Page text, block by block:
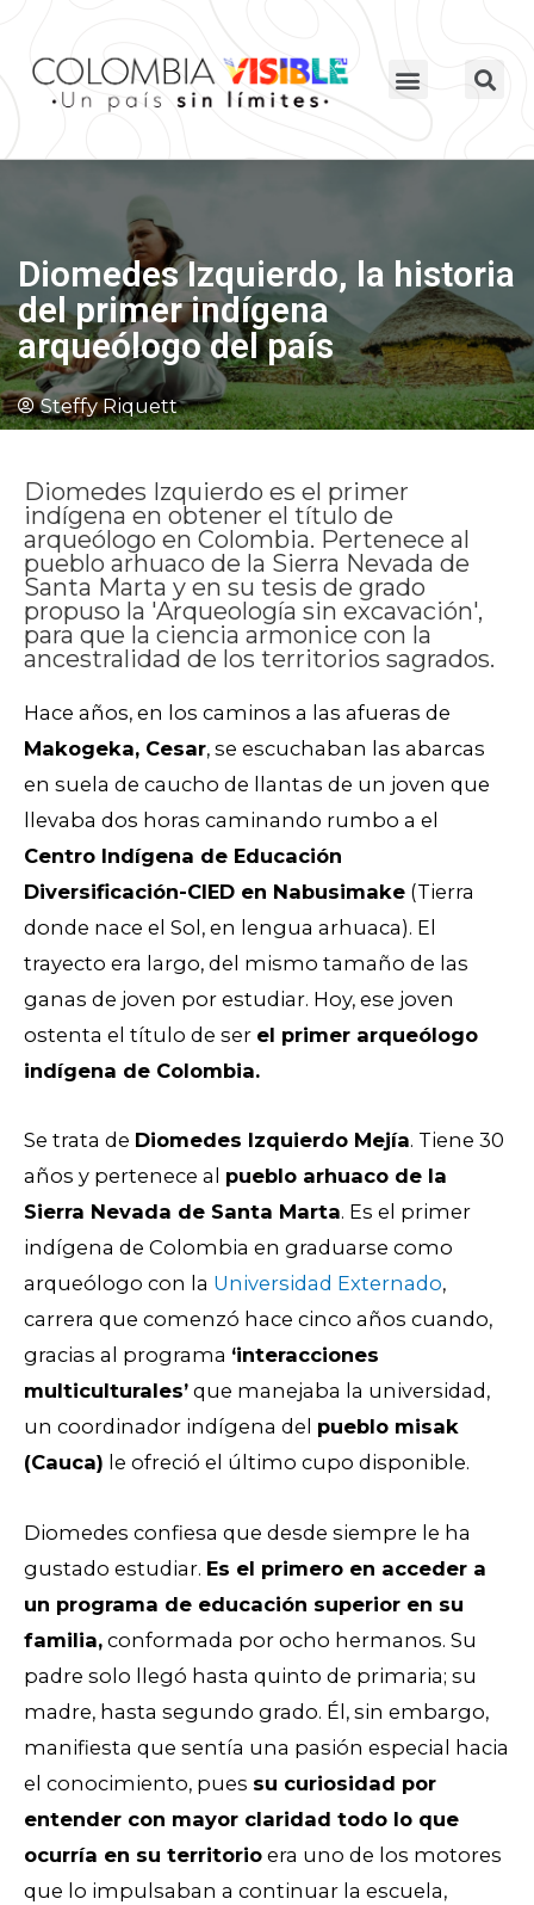
Diomedes Izquierdo, la historia
del primer indígena
arqueólogo del país
Steffy Riquett
Diomedes Izquierdo es el primer
indígena en obtener el título de
arqueólogo en Colombia. Pertenece al
pueblo arhuaco de la Sierra Nevada de
Santa Marta y en su tesis de grado
propuso la 'Arqueología sin excavación',
para que la ciencia armonice con la
ancestralidad de los territorios sagrados.
Hace años, en los caminos a las afueras de
Makogeka, Cesar, se escuchaban las abarcas
en suela de caucho de llantas de un joven que
llevaba dos horas caminando rumbo a el
Centro Indígena de Educación
Diversificación-CIED en Nabusimake (Tierra
donde nace el Sol, en lengua arhuaca). El
trayecto era largo, del mismo tamaño de las
ganas de joven por estudiar. Hoy, ese joven
ostenta el título de ser el primer arqueólogo
indígena de Colombia.
Se trata de Diomedes Izquierdo Mejía. Tiene 30
años y pertenece al pueblo arhuaco de la
Sierra Nevada de Santa Marta. Es el primer
indígena de Colombia en graduarse como
arqueólogo con la Universidad Externado,
carrera que comenzó hace cinco años cuando,
gracias al programa ‘interacciones
multiculturales’ que manejaba la universidad,
un coordinador indígena del pueblo misak
(Cauca) le ofreció el último cupo disponible.
Diomedes confiesa que desde siempre le ha
gustado estudiar. Es el primero en acceder a
un programa de educación superior en su
familia, conformada por ocho hermanos. Su
padre solo llegó hasta quinto de primaria; su
madre, hasta segundo grado. Él, sin embargo,
manifiesta que sentía una pasión especial hacia
el conocimiento, pues su curiosidad por
entender con mayor claridad todo lo que
ocurría en su territorio era uno de los motores
que lo impulsaban a continuar la escuela,